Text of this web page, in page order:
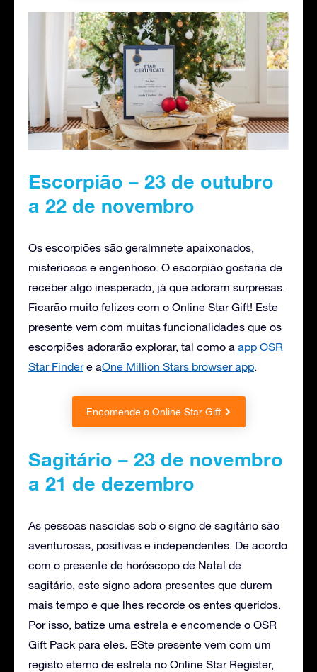
Escorpião – 23 de outubro
a 22 de novembro
Os escorpiões são geralmnete apaixonados,
misteriosos e engenhoso. O escorpião gostaria de
receber algo inesperado, já que adoram surpresas.
Ficarão muito felizes com o Online Star Gift! Este
presente vem com muitas funcionalidades que os
escorpiões adorarão explorar, tal como a app OSR
Star Findere aOne Million Stars browser app.
Encomende o Online Star Gift
Sagitário – 23 de novembro
a 21 de dezembro
As pessoas nascidas sob o signo de sagitário são
aventurosas, positivas e independentes. De acordo
com o presente de horóscopo de Natal de
sagitário, este signo adora presentes que durem
mais tempo e que lhes recorde os entes queridos.
Por isso, batize uma estrela e encomende o OSR
Gift Pack para eles. ESte presente vem com um
registo eterno de estrela no Online Star Register,